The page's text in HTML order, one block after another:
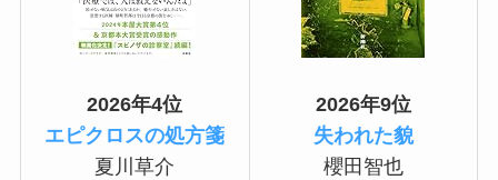
2026年4位
エピクロスの処方箋
夏川草介
2026年9位
失われた貌
櫻田智也